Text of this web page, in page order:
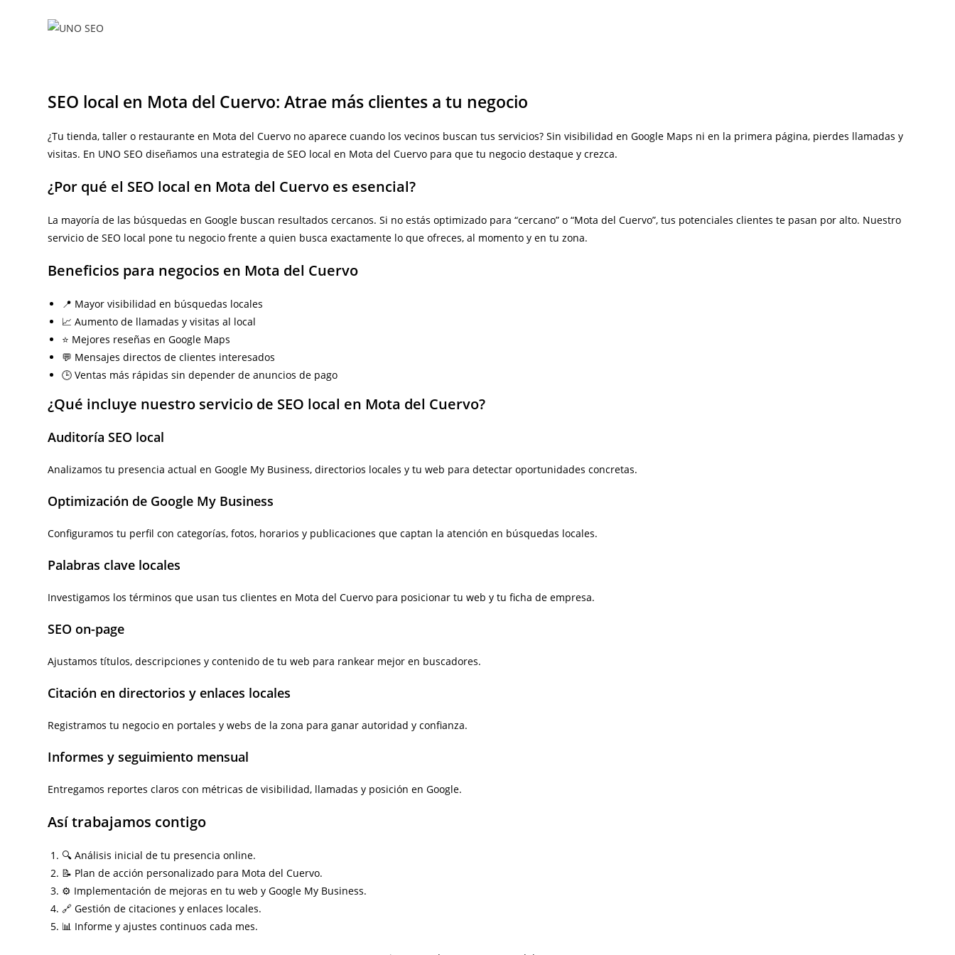
SEO local en Mota del Cuervo: Atrae más clientes a tu negocio
¿Tu tienda, taller o restaurante en Mota del Cuervo no aparece cuando los vecinos buscan tus servicios? Sin visibilidad en Google Maps ni en la primera página, pierdes llamadas y
visitas. En UNO SEO diseñamos una estrategia de SEO local en Mota del Cuervo para que tu negocio destaque y crezca.
¿Por qué el SEO local en Mota del Cuervo es esencial?
La mayoría de las búsquedas en Google buscan resultados cercanos. Si no estás optimizado para “cercano” o “Mota del Cuervo”, tus potenciales clientes te pasan por alto. Nuestro
servicio de SEO local pone tu negocio frente a quien busca exactamente lo que ofreces, al momento y en tu zona.
Beneficios para negocios en Mota del Cuervo
📍 Mayor visibilidad en búsquedas locales
📈 Aumento de llamadas y visitas al local
⭐ Mejores reseñas en Google Maps
💬 Mensajes directos de clientes interesados
🕒 Ventas más rápidas sin depender de anuncios de pago
¿Qué incluye nuestro servicio de SEO local en Mota del Cuervo?
Auditoría SEO local
Analizamos tu presencia actual en Google My Business, directorios locales y tu web para detectar oportunidades concretas.
Optimización de Google My Business
Configuramos tu perfil con categorías, fotos, horarios y publicaciones que captan la atención en búsquedas locales.
Palabras clave locales
Investigamos los términos que usan tus clientes en Mota del Cuervo para posicionar tu web y tu ficha de empresa.
SEO on-page
Ajustamos títulos, descripciones y contenido de tu web para rankear mejor en buscadores.
Citación en directorios y enlaces locales
Registramos tu negocio en portales y webs de la zona para ganar autoridad y confianza.
Informes y seguimiento mensual
Entregamos reportes claros con métricas de visibilidad, llamadas y posición en Google.
Así trabajamos contigo
🔍 Análisis inicial de tu presencia online.
📝 Plan de acción personalizado para Mota del Cuervo.
⚙️ Implementación de mejoras en tu web y Google My Business.
🔗 Gestión de citaciones y enlaces locales.
📊 Informe y ajustes continuos cada mes.